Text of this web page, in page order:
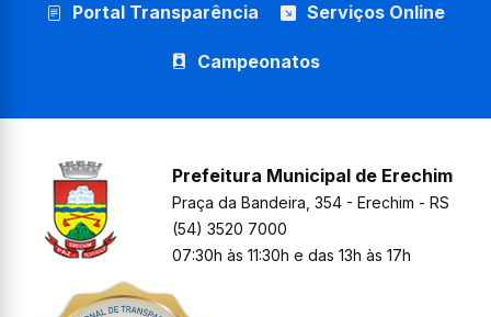
Portal Transparência Serviços Online
Campeonatos
Prefeitura Municipal de Erechim
Praça da Bandeira, 354 - Erechim - RS
(54) 3520 7000
07:30h às 11:30h e das 13h às 17h